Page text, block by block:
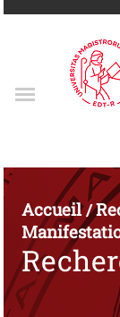
Accueil/